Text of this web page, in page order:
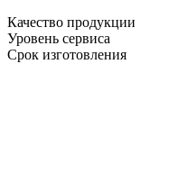
Качество продукции
Уровень сервиса
Срок изготовления